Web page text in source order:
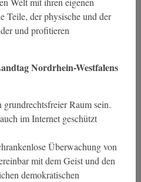
Teile, der physische und der
und profitieren
Nordrhein-Westfalens
Raum sein.
im Internet geschützt
Überwachung von
mit dem Geist und den
demokratischen